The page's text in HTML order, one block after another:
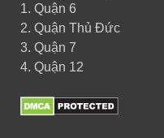
1. Quận 6
2. Quận Thủ Đức
3. Quận 7
4. Quận 12